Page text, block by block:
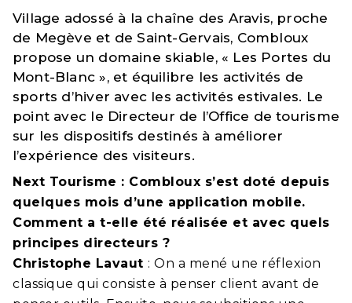
Village adossé à la chaîne des Aravis, proche
de Megève et de Saint-Gervais, Combloux
propose un domaine skiable, « Les Portes du
Mont-Blanc », et équilibre les activités de
sports d’hiver avec les activités estivales. Le
point avec le Directeur de l’Office de tourisme
sur les dispositifs destinés à améliorer
l’expérience des visiteurs.
Next Tourisme : Combloux s’est doté depuis
quelques mois d’une application mobile.
Comment a t-elle été réalisée et avec quels
principes directeurs ?
Christophe Lavaut : On a mené une réflexion
classique qui consiste à penser client avant de